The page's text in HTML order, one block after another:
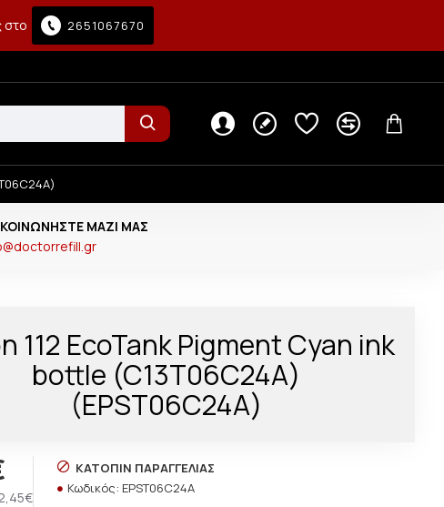
στο 2651067670
ΜΑΖΊ ΜΑΣ
112 EcoTank Pigment Cyan ink
bottle (C13T06C24A)
(EPST06C24A)
ΚΑΤΌΠΙΝ ΠΑΡΑΓΓΕΛΊΑΣ
Κωδικός: EPST06C24A